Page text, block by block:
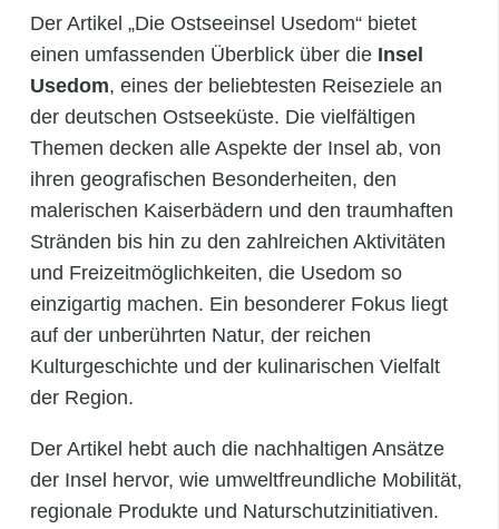
Der Artikel „Die Ostseeinsel Usedom“ bietet
einen umfassenden Überblick über die Insel
Usedom, eines der beliebtesten Reiseziele an
der deutschen Ostseeküste. Die vielfältigen
Themen decken alle Aspekte der Insel ab, von
ihren geografischen Besonderheiten, den
malerischen Kaiserbädern und den traumhaften
Stränden bis hin zu den zahlreichen Aktivitäten
und Freizeitmöglichkeiten, die Usedom so
einzigartig machen. Ein besonderer Fokus liegt
auf der unberührten Natur, der reichen
Kulturgeschichte und der kulinarischen Vielfalt
der Region.
Der Artikel hebt auch die nachhaltigen Ansätze
der Insel hervor, wie umweltfreundliche Mobilität,
regionale Produkte und Naturschutzinitiativen.